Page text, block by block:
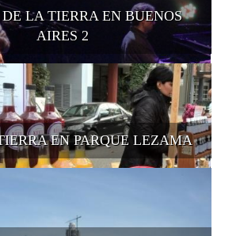
LA TIERRA EN BUENOS
AIRES 2
EN PARQUE LEZAMA